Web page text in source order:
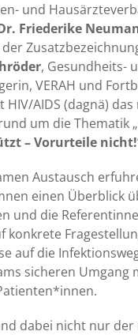
und
Friederike
, Gesundheits-
VERAH und
HIV/AIDS (dagnä)
um die Thematik „
– Vorurteile nicht!
Austausch
einen Überblick
und die
konkrete
auf die
sicheren Umgang
dabei nicht nur